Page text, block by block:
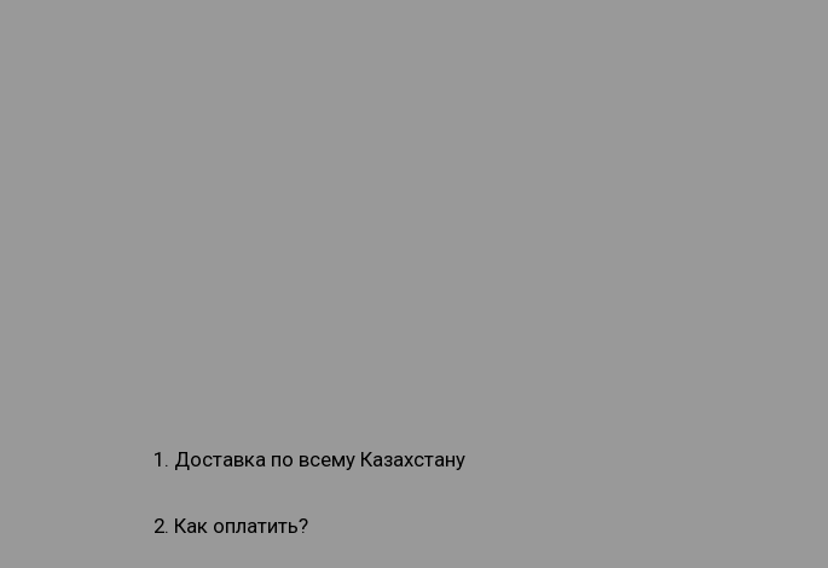
1. Доставка по всему Казахстану
2. Как оплатить?